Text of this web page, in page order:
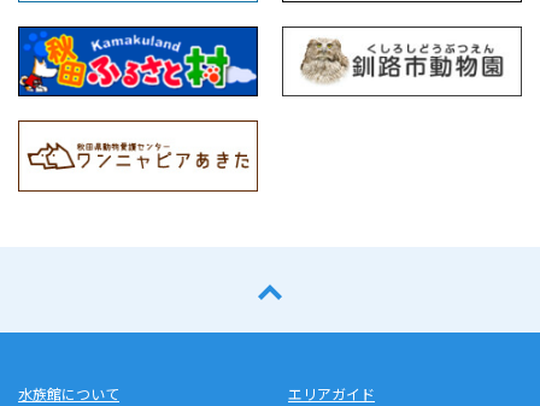
水族館について
エリアガイド